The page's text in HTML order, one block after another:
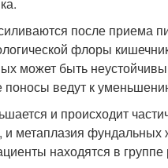
после
флоры
может быть
ведут к
и происходит
и метаплазия
находятся в группе